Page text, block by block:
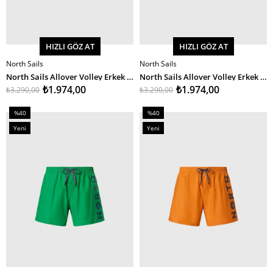
SEPETE EKLE
HIZLI GÖZ AT
North Sails
North Sails Allover Volley Erkek Deniz Şortu 36Cm
₺1.974,00
₺3.290,00
SEPETE EKLE
HIZLI GÖZ AT
North Sails
North Sails Allover Volley Erkek Deniz Şortu 36Cm
₺1.974,00
₺3.290,00
%40
İndirim
%40İndirim
Yeni
%40
İndirim
%40İndirim
Yeni